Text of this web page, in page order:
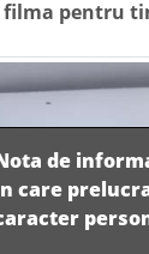
filma pentru
de
care